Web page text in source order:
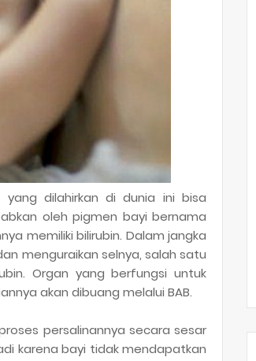
dilahirkan di dunia ini bisa
oleh pigmen bayi bernama
memiliki bilirubin. Dalam jangka
menguraikan selnya, salah satu
Organ yang berfungsi untuk
akan dibuang melalui BAB.
persalinannya secara sesar
karena bayi tidak mendapatkan